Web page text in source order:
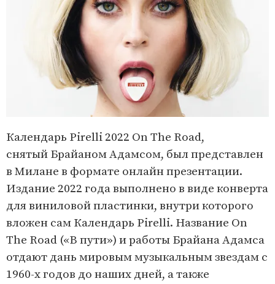
Календарь Pirelli 2022 On The Road,
снятый Брайаном Адамсом, был представлен
в Милане в формате онлайн презентации.
Издание 2022 года выполнено в виде конверта
для виниловой пластинки, внутри которого
вложен сам Календарь Pirelli. Название On
The Road («В пути») и работы Брайана Адамса
отдают дань мировым музыкальным звездам с
1960-х годов до наших дней, а также